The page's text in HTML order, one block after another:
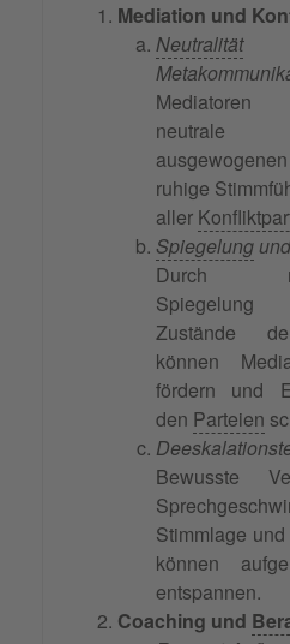
Mediation und
Neutralität
Mediatoren
neutrale
ruhige
aller
Spiegelung
Durch
Spiegelung
Zustände
können
fördern und
den Parteien
Bewusste
Stimmlage
können
entspannen.
Coaching und